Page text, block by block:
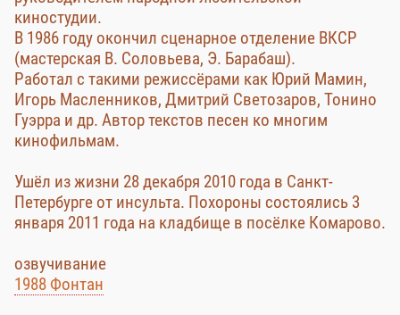
киностудии.
В 1986 году окончил сценарное отделение ВКСР
(мастерская В. Соловьева, Э. Барабаш).
Работал с такими режиссёрами как Юрий Мамин,
Игорь Масленников, Дмитрий Светозаров, Тонино
Гуэрра и др. Автор текстов песен ко многим
кинофильмам.
Ушёл из жизни 28 декабря 2010 года в Санкт-
Петербурге от инсульта. Похороны состоялись 3
января 2011 года на кладбище в посёлке Комарово.
озвучивание
1988 Фонтан